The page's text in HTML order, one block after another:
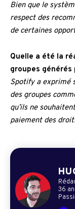
Bien que le
respect des
de certaines
Quelle a été la
groupes générés
Spotify a exprimé
des groupes
qu’ils ne
paiement des
36